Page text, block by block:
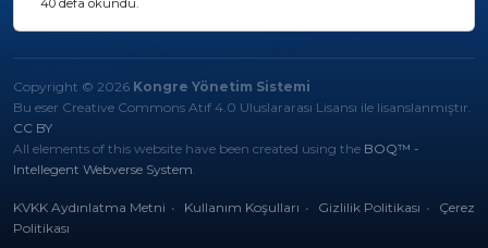
40 defa okundu.
Copyright © 2026 Kongre Yönetim Sistemi
Bu eser Creative Commons Atıf 4.0 Uluslararası Lisansı ile lisanslanmıştır.
CC BY
All elements of this website have been created using the BOQ™ -
Intellegent Webverse System.
KVKK Aydınlatma Metni Kullanım Koşulları Gizlilik Politikası
Çerez
Politikası